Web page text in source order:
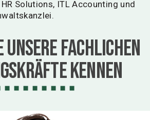
Solutions, ITL Accounting und
unsere fachlichen
kennen